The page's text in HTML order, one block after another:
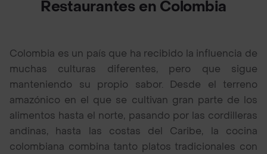
Restaurantes en Colombia
Colombia es un país que ha recibido la influencia de
muchas culturas diferentes, pero que sigue
manteniendo su propio sabor. Desde el terreno
amazónico en el que se cultivan gran parte de los
alimentos hasta el norte, pasando por las cordilleras
andinas, hasta las costas del Caribe, la cocina
colombiana combina tanto platos tradicionales con